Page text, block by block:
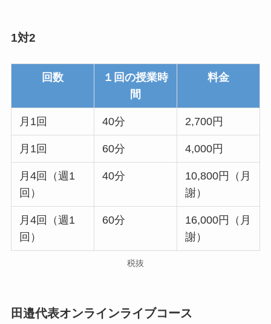
1対2
回数
１回の授業時
間
料金
月1回 40分 2,700円
月1回 60分 4,000円
月4回（週1
回）
40分
10,800円（月
謝）
月4回（週1
回）
60分
16,000円（月
謝）
税抜
田邉代表オンラインライブコース